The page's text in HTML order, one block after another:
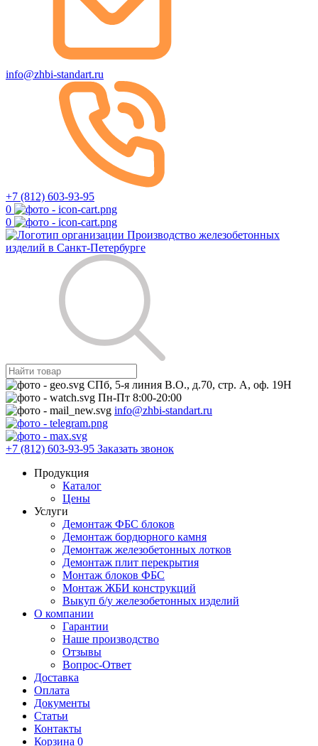
info@zhbi-standart.ru
+7 (812) 603-93-95
0
0
Производство железобетонных
изделий в Санкт-Петербурге
СПб, 5-я линия В.О., д.70, стр. А, оф. 19Н
Пн-Пт 8:00-20:00
info@zhbi-standart.ru
+7 (812) 603-93-95 Заказать звонок
Продукция
Каталог
Цены
Услуги
Демонтаж ФБС блоков
Демонтаж бордюрного камня
Демонтаж железобетонных лотков
Демонтаж плит перекрытия
Монтаж блоков ФБС
Монтаж ЖБИ конструкций
Выкуп б/у железобетонных изделий
О компании
Гарантии
Наше производство
Отзывы
Вопрос-Ответ
Доставка
Оплата
Документы
Статьи
Контакты
Корзина 0